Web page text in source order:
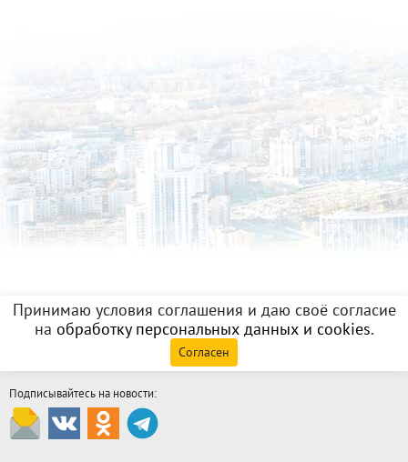
Принимаю условия соглашения и даю своё согласие
на обработку персональных данных и cookies.
Согласен
Подписывайтесь на новости: